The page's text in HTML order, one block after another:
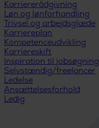
Karriererådgivning
Løn og lønforhandling
Trivsel og arbejdsglæde
Karriereplan
Kompetenceudvikling
Karriereskift
Inspiration til jobsøgning
Selvstændig/freelancer
Ledelse
Ansættelsesforhold
Ledig